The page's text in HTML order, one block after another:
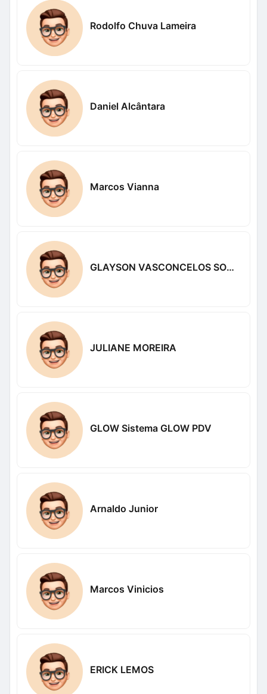
Rodolfo Chuva Lameira
Daniel Alcântara
Marcos Vianna
GLAYSON VASCONCELOS SOUSA
JULIANE MOREIRA
GLOW Sistema GLOW PDV
Arnaldo Junior
Marcos Vinicios
ERICK LEMOS